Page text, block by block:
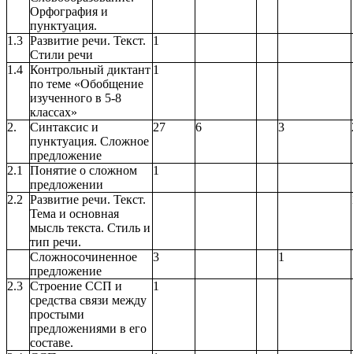
Орфография и
пунктуация.
1.3 Развитие речи. Текст.
Стили речи
1
1.4 Контрольный диктант
по теме «Обобщение
изученного в 5-8
классах»
1
2.
Синтаксис и
пунктуация. Сложное
предложение
27 6 3
2.1
Понятие о сложном
предложении
1
2.2 Развитие речи. Текст.
Тема и основная
мысль текста. Стиль и
тип речи.
Сложносочиненное
предложение
3 1
2.3 Строение ССП и
средства связи между
простыми
предложениями в его
составе.
1